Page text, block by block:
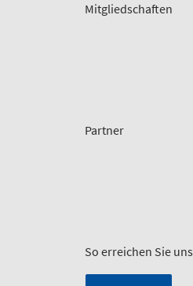
Mitgliedschaften
Partner
So erreichen Sie uns